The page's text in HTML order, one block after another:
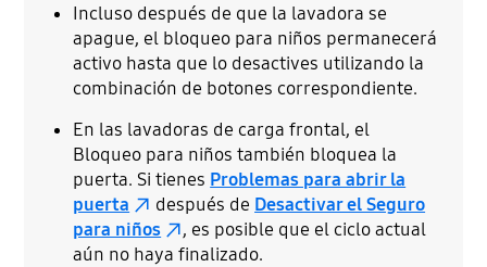
Incluso después de que la lavadora se
apague, el bloqueo para niños permanecerá
activo hasta que lo desactives utilizando la
combinación de botones correspondiente.
En las lavadoras de carga frontal, el
Bloqueo para niños también bloquea la
puerta. Si tienes Problemas para abrir la
puerta
después de Desactivar el Seguro
para niños
, es posible que el ciclo actual
aún no haya finalizado.